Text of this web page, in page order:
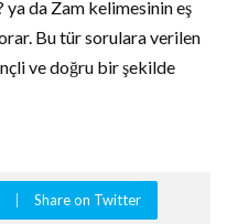
ya da Zam kelimesinin eş
Bu tür sorulara verilen
ve doğru bir şekilde
Share on Twitter